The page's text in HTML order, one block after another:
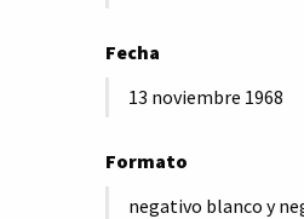
Fecha
13 noviembre 1968
Formato
negativo blanco y